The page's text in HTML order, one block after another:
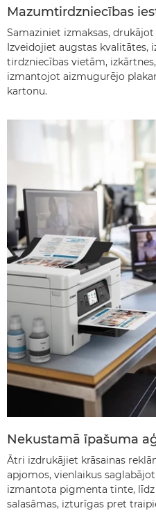
Mazumtirdzniecības
Samaziniet izmaksas,
Izveidojiet augstas kvalitātes,
tirdzniecības vietām,
izmantojot aizmugurējo
kartonu.
Nekustamā īpašuma
Ātri izdrukājiet krāsainas
apjomos, vienlaikus
izmantota pigmenta tinte,
salasāmas, izturīgas pret